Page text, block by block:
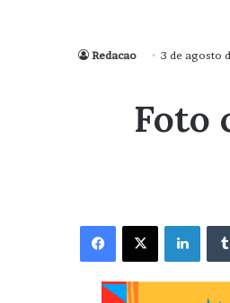
Redacao 3 de agosto
Foto
Facebook X Linkedin